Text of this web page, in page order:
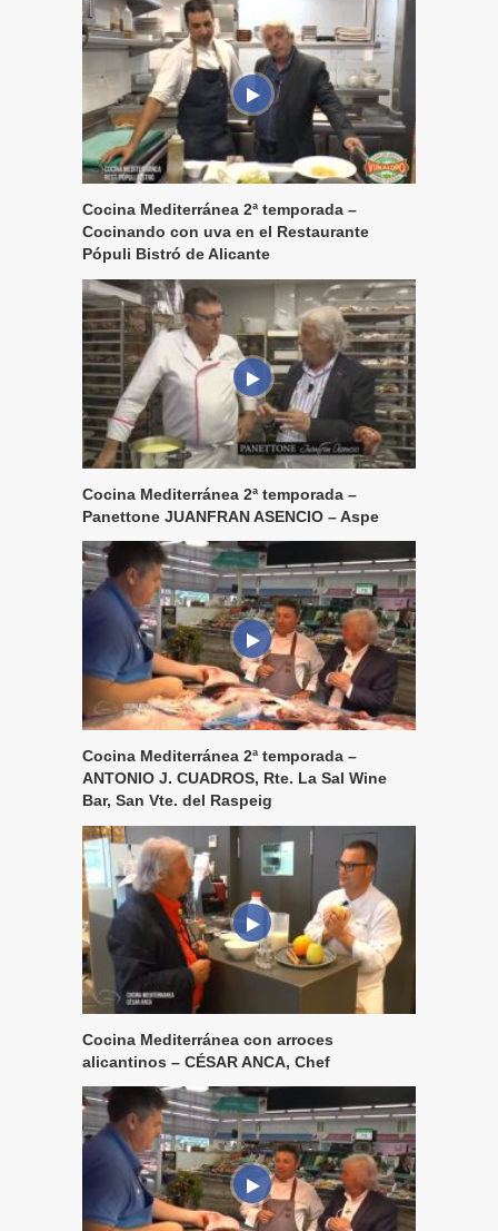
Cocina Mediterránea 2ª temporada –
Cocinando con uva en el Restaurante
Pópuli Bistró de Alicante
Cocina Mediterránea 2ª temporada –
Panettone JUANFRAN ASENCIO – Aspe
Cocina Mediterránea 2ª temporada –
ANTONIO J. CUADROS, Rte. La Sal Wine
Bar, San Vte. del Raspeig
Cocina Mediterránea con arroces
alicantinos – CÉSAR ANCA, Chef